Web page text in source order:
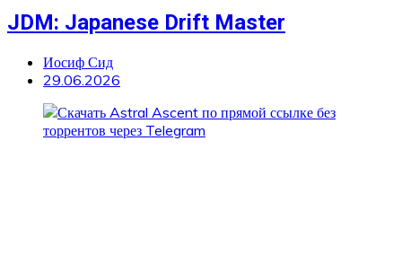
JDM: Japanese Drift Master
Иосиф Сид
29.06.2026